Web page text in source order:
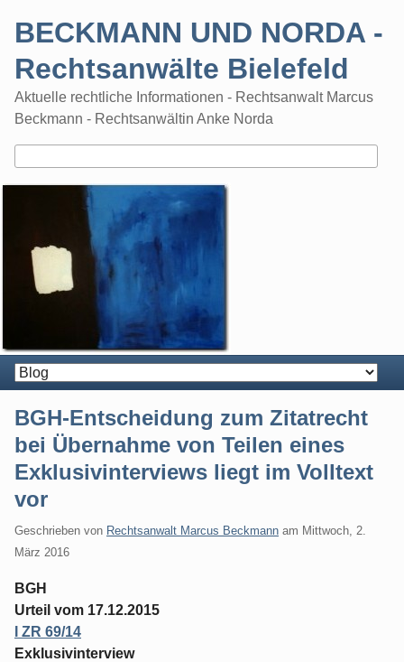
BECKMANN UND NORDA -
Rechtsanwälte Bielefeld
Aktuelle rechtliche Informationen - Rechtsanwalt Marcus
Beckmann - Rechtsanwältin Anke Norda
BGH-Entscheidung zum Zitatrecht
bei Übernahme von Teilen eines
Exklusivinterviews liegt im Volltext
vor
Geschrieben von Rechtsanwalt Marcus Beckmann am Mittwoch, 2.
März 2016
BGH
Urteil vom 17.12.2015
I ZR 69/14
Exklusivinterview